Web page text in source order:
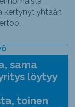
kertynyt yhtään
sama
löytyy
toinen